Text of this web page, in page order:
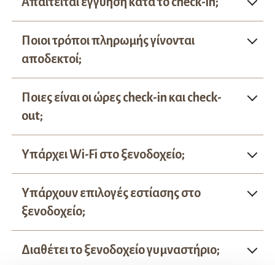
Ποιοι τρόποι πληρωμής γίνονται
αποδεκτοί;
Ποιες είναι οι ώρες check-in και check-
out;
Υπάρχει Wi-Fi στο ξενοδοχείο;
Υπάρχουν επιλογές εστίασης στο
ξενοδοχείο;
Διαθέτει το ξενοδοχείο γυμναστήριο;